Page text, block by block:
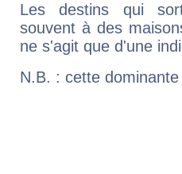
Les destins qui
souvent à des
ne s'agit que d'une
N.B. : cette